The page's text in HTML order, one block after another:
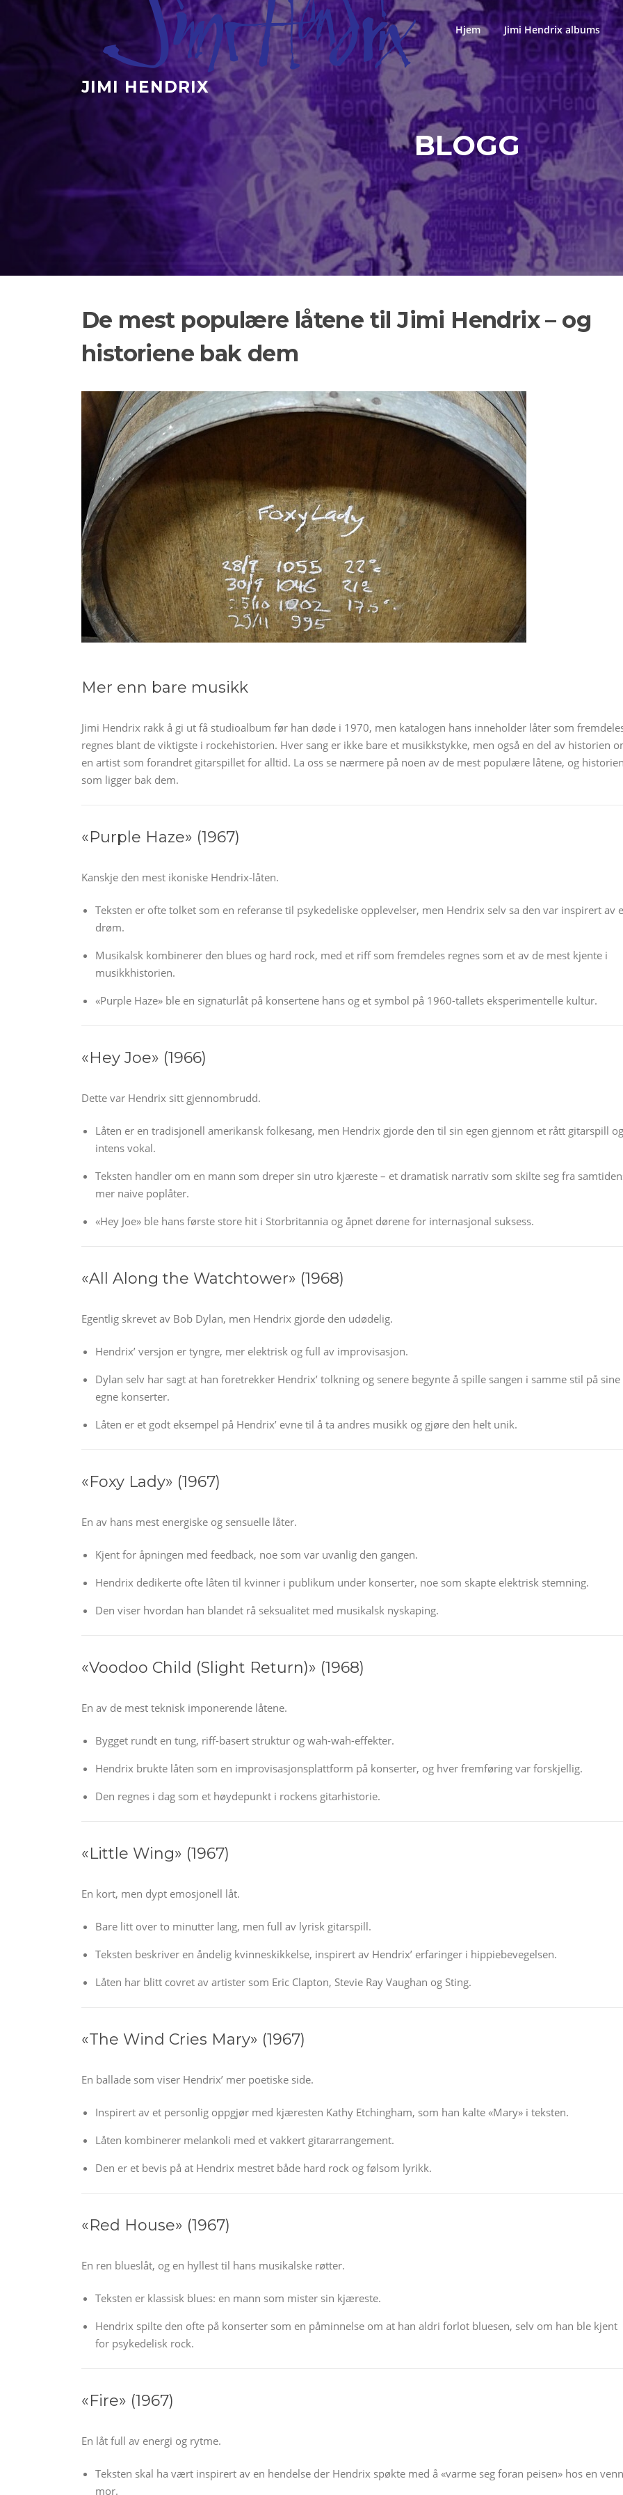
JIMI HENDRIX
Hjem Jimi Hendrix albums
BLOGG
De mest populære låtene til Jimi Hendrix – og
historiene bak dem
Mer enn bare musikk
Jimi Hendrix rakk å gi ut få studioalbum før han døde i 1970, men katalogen hans inneholder låter som
regnes blant de viktigste i rockehistorien. Hver sang er ikke bare et musikkstykke, men også en del av historien
en artist som forandret gitarspillet for alltid. La oss se nærmere på noen av de mest populære låtene, og
som ligger bak dem.
«Purple Haze» (1967)
Kanskje den mest ikoniske Hendrix-låten.
Teksten er ofte tolket som en referanse til psykedeliske opplevelser, men Hendrix selv sa den var inspirert av
drøm.
Musikalsk kombinerer den blues og hard rock, med et riff som fremdeles regnes som et av de mest kjente i
musikkhistorien.
«Purple Haze» ble en signaturlåt på konsertene hans og et symbol på 1960-tallets eksperimentelle kultur.
«Hey Joe» (1966)
Dette var Hendrix sitt gjennombrudd.
Låten er en tradisjonell amerikansk folkesang, men Hendrix gjorde den til sin egen gjennom et rått gitarspill og
intens vokal.
Teksten handler om en mann som dreper sin utro kjæreste – et dramatisk narrativ som skilte seg fra
mer naive poplåter.
«Hey Joe» ble hans første store hit i Storbritannia og åpnet dørene for internasjonal suksess.
«All Along the Watchtower» (1968)
Egentlig skrevet av Bob Dylan, men Hendrix gjorde den udødelig.
Hendrix’ versjon er tyngre, mer elektrisk og full av improvisasjon.
Dylan selv har sagt at han foretrekker Hendrix’ tolkning og senere begynte å spille sangen i samme stil på sine
egne konserter.
Låten er et godt eksempel på Hendrix’ evne til å ta andres musikk og gjøre den helt unik.
«Foxy Lady» (1967)
En av hans mest energiske og sensuelle låter.
Kjent for åpningen med feedback, noe som var uvanlig den gangen.
Hendrix dedikerte ofte låten til kvinner i publikum under konserter, noe som skapte elektrisk stemning.
Den viser hvordan han blandet rå seksualitet med musikalsk nyskaping.
«Voodoo Child (Slight Return)» (1968)
En av de mest teknisk imponerende låtene.
Bygget rundt en tung, riff-basert struktur og wah-wah-effekter.
Hendrix brukte låten som en improvisasjonsplattform på konserter, og hver fremføring var forskjellig.
Den regnes i dag som et høydepunkt i rockens gitarhistorie.
«Little Wing» (1967)
En kort, men dypt emosjonell låt.
Bare litt over to minutter lang, men full av lyrisk gitarspill.
Teksten beskriver en åndelig kvinneskikkelse, inspirert av Hendrix’ erfaringer i hippiebevegelsen.
Låten har blitt covret av artister som Eric Clapton, Stevie Ray Vaughan og Sting.
«The Wind Cries Mary» (1967)
En ballade som viser Hendrix’ mer poetiske side.
Inspirert av et personlig oppgjør med kjæresten Kathy Etchingham, som han kalte «Mary» i teksten.
Låten kombinerer melankoli med et vakkert gitararrangement.
Den er et bevis på at Hendrix mestret både hard rock og følsom lyrikk.
«Red House» (1967)
En ren blueslåt, og en hyllest til hans musikalske røtter.
Teksten er klassisk blues: en mann som mister sin kjæreste.
Hendrix spilte den ofte på konserter som en påminnelse om at han aldri forlot bluesen, selv om han ble kjent
for psykedelisk rock.
«Fire» (1967)
En låt full av energi og rytme.
Teksten skal ha vært inspirert av en hendelse der Hendrix spøkte med å «varme seg foran peisen» hos en
mor.